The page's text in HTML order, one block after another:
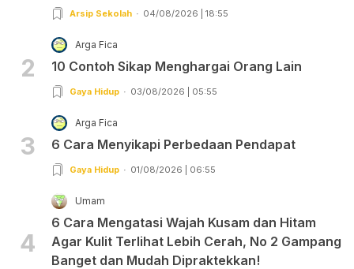
Arsip Sekolah 04/08/2026 | 18:55
2
Arga Fica
10 Contoh Sikap Menghargai Orang Lain
Gaya Hidup 03/08/2026 | 05:55
3
Arga Fica
6 Cara Menyikapi Perbedaan Pendapat
Gaya Hidup 01/08/2026 | 06:55
4
Umam
6 Cara Mengatasi Wajah Kusam dan Hitam
Agar Kulit Terlihat Lebih Cerah, No 2 Gampang
Banget dan Mudah Dipraktekkan!